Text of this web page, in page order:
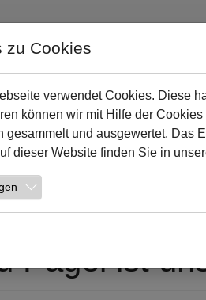
Pagel ist
zu Cookies
verwendet Cookies. Diese
können wir mit Hilfe der
gesammelt und ausgewertet. Das
dieser Website finden Sie in